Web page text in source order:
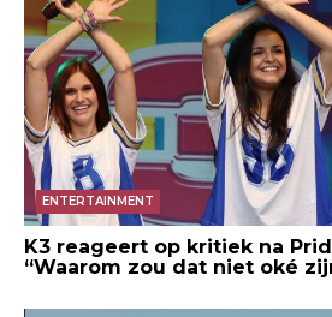
ENTERTAINMENT
K3 reageert op kritiek na
“Waarom zou dat niet oké